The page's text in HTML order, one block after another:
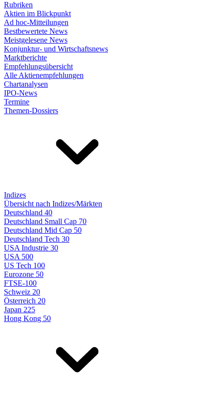
Rubriken
Aktien im Blickpunkt
Ad hoc-Mitteilungen
Bestbewertete News
Meistgelesene News
Konjunktur- und Wirtschaftsnews
Marktberichte
Empfehlungsübersicht
Alle Aktienempfehlungen
Chartanalysen
IPO-News
Termine
Themen-Dossiers
Indizes
Übersicht nach Indizes/Märkten
Deutschland 40
Deutschland Small Cap 70
Deutschland Mid Cap 50
Deutschland Tech 30
USA Industrie 30
USA 500
US Tech 100
Eurozone 50
FTSE-100
Schweiz 20
Österreich 20
Japan 225
Hong Kong 50